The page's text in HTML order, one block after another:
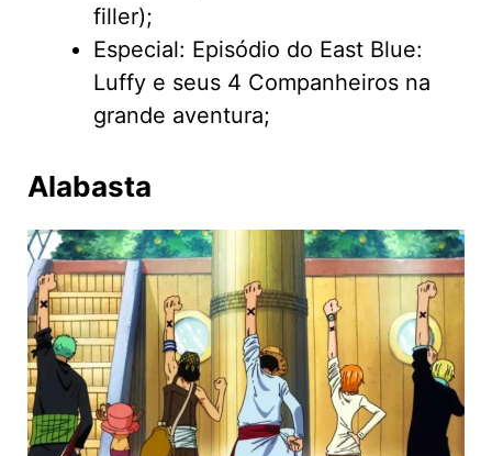
filler);
Especial: Episódio do East Blue:
Luffy e seus 4 Companheiros na
grande aventura;
Alabasta